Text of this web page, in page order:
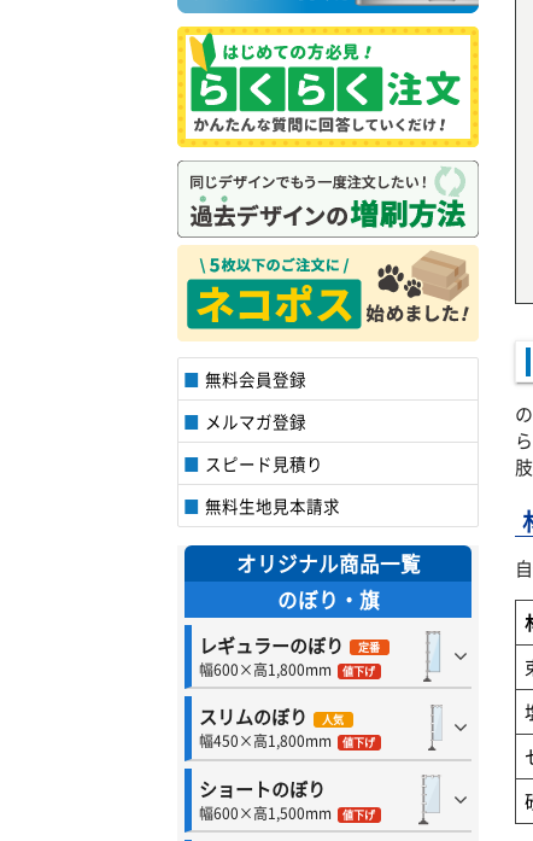
無料会員登録
メルマガ登録
スピード見積り
無料生地見本請求
オリジナル商品一覧
のぼり・旗
レギュラーのぼり 定番
幅600×高1,800mm 値下げ
スリムのぼり 人気
幅450×高1,800mm 値下げ
ショートのぼり
幅600×高1,500mm 値下げ